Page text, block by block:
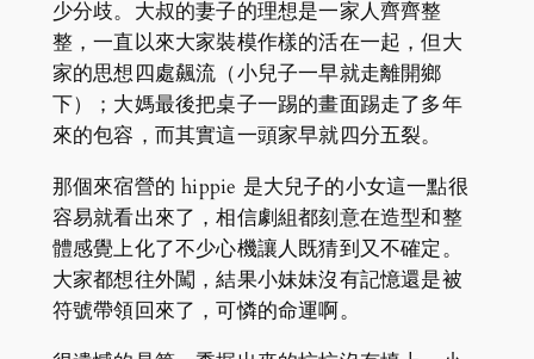
少分歧。大叔的妻子的理想是一家人齊齊整
整，一直以來大家裝模作樣的活在一起，但大
家的思想四處飆流（小兒子一早就走離開鄉
下）；大媽最後把桌子一踢的畫面踢走了多年
來的包容，而其實這一頭家早就四分五裂。
那個來宿營的 hippie 是大兒子的小女這一點很
容易就看出來了，相信劇組都刻意在造型和整
體感覺上化了不少心機讓人既猜到又不確定。
大家都想往外闖，結果小妹妹沒有記憶還是被
符號帶領回來了，可憐的命運啊。